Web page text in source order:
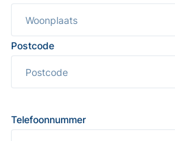
Postcode
Telefoonnummer